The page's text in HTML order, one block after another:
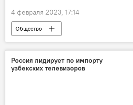
4 февраля 2023, 17:14
Общество
Посольство России в Узбекистане
Россия лидирует по импорту
узбекских телевизоров